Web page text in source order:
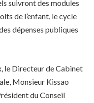
suivront des modules
de l’enfant, le cycle
dépenses publiques
le Directeur de Cabinet
Monsieur Kissao
du Conseil